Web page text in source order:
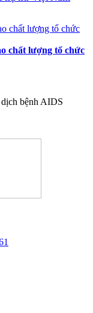
chất lượng tổ chức
bệnh AIDS